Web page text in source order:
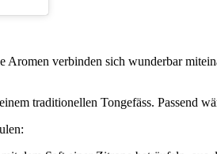
verbinden sich wunderbar
traditionellen Tongefäss. Passend